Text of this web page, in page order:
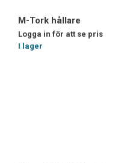
M-Tork hållare
Logga in för att se pris
I lager